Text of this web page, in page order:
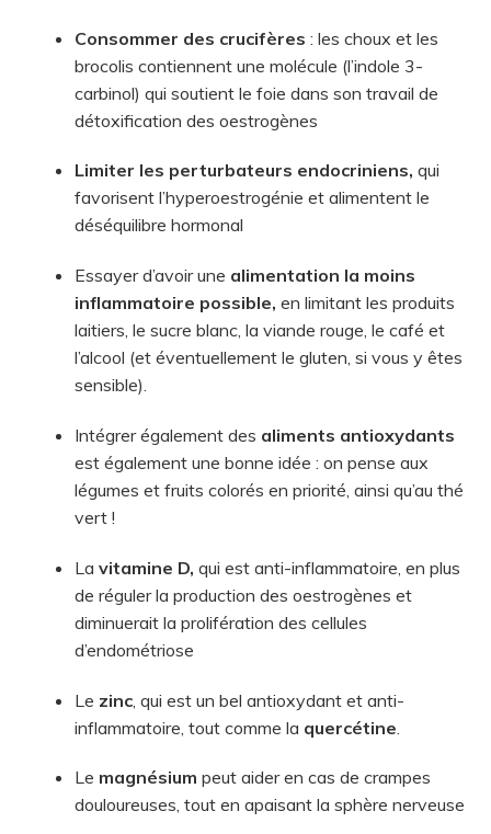
Consommer des crucifères : les choux et les
brocolis contiennent une molécule (l’indole 3-
carbinol) qui soutient le foie dans son travail de
détoxification des oestrogènes
Limiter les perturbateurs endocriniens, qui
favorisent l’hyperoestrogénie et alimentent le
déséquilibre hormonal
Essayer d’avoir une alimentation la moins
inflammatoire possible, en limitant les produits
laitiers, le sucre blanc, la viande rouge, le café et
l’alcool (et éventuellement le gluten, si vous y êtes
sensible).
Intégrer également des aliments antioxydants
est également une bonne idée : on pense aux
légumes et fruits colorés en priorité, ainsi qu’au thé
vert !
La vitamine D, qui est anti-inflammatoire, en plus
de réguler la production des oestrogènes et
diminuerait la prolifération des cellules
d’endométriose
Le zinc , qui est un bel antioxydant et anti-
inflammatoire, tout comme la quercétine
Le magnésium peut aider en cas de crampes
douloureuses, tout en apaisant la sphère nerveuse